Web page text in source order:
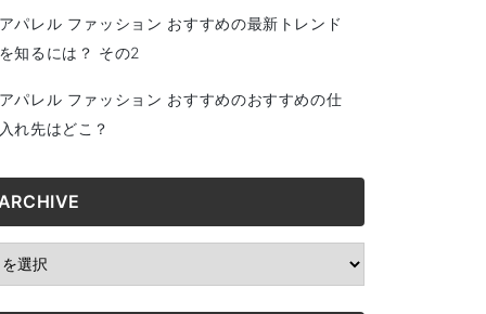
パレル ファッション おすすめの最新トレンド
知るには？ その2
パレル ファッション おすすめのおすすめの仕
れ先はどこ？